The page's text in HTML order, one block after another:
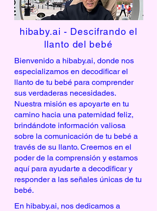
hibaby.ai - Descifrando el
llanto del bebé
Bienvenido a hibaby.ai, donde nos
especializamos en decodificar el
llanto de tu bebé para comprender
sus verdaderas necesidades.
Nuestra misión es apoyarte en tu
camino hacia una paternidad feliz,
brindándote información valiosa
sobre la comunicación de tu bebé a
través de su llanto. Creemos en el
poder de la comprensión y estamos
aquí para ayudarte a decodificar y
responder a las señales únicas de tu
bebé.
En hibaby.ai, nos dedicamos a